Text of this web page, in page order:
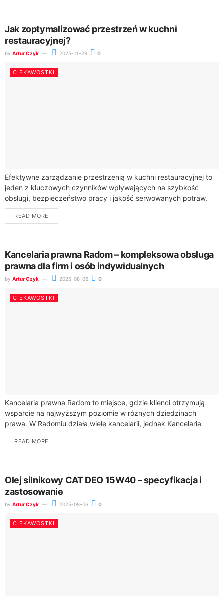
Jak zoptymalizować przestrzeń w kuchni
restauracyjnej?
by Artur Czyk 2025-11-29 0
CIEKAWOSTKI
Efektywne zarządzanie przestrzenią w kuchni restauracyjnej to
jeden z kluczowych czynników wpływających na szybkość
obsługi, bezpieczeństwo pracy i jakość serwowanych potraw.
Jak więc zorganizować zaplecze gastronomiczne, aby każde
urządzenie i...
READ MORE
Kancelaria prawna Radom – kompleksowa obsługa
prawna dla firm i osób indywidualnych
by Artur Czyk 2025-08-06 0
CIEKAWOSTKI
Kancelaria prawna Radom to miejsce, gdzie klienci otrzymują
wsparcie na najwyższym poziomie w różnych dziedzinach
prawa. W Radomiu działa wiele kancelarii, jednak Kancelaria
Adwokacka Mikołaj Wachowicz wyróżnia się szerokim
zakresem...
READ MORE
Olej silnikowy CAT DEO 15W40 – specyfikacja i
zastosowanie
by Artur Czyk 2025-08-06 0
CIEKAWOSTKI